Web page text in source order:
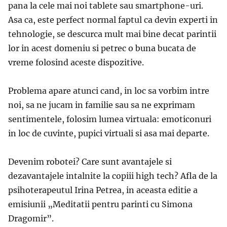
pana la cele mai noi tablete sau smartphone-uri.
Asa ca, este perfect normal faptul ca devin experti in
tehnologie, se descurca mult mai bine decat parintii
lor in acest domeniu si petrec o buna bucata de
vreme folosind aceste dispozitive.
Problema apare atunci cand, in loc sa vorbim intre
noi, sa ne jucam in familie sau sa ne exprimam
sentimentele, folosim lumea virtuala: emoticonuri
in loc de cuvinte, pupici virtuali si asa mai departe.
Devenim robotei? Care sunt avantajele si
dezavantajele intalnite la copiii high tech? Afla de la
psihoterapeutul Irina Petrea, in aceasta editie a
emisiunii „Meditatii pentru parinti cu Simona
Dragomir”.